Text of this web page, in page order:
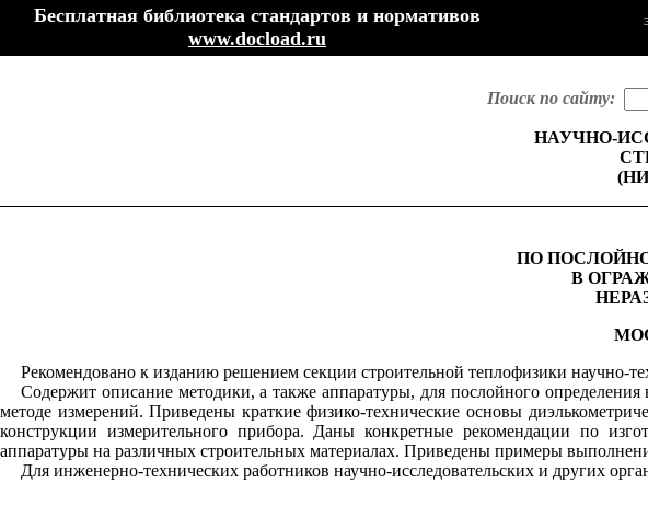
Бесплатная библиотека стандартов и нормативов
www.docload.ru
Поиск по сайту:
НАУЧНО-
ПО
В
Рекомендовано к изданию решением секции строительной теплофизики научно-
Содержит описание методики, а также аппаратуры, для послойного
методе измерений. Приведены краткие физико-технические основы
конструкции измерительного прибора. Даны конкретные рекомендации по
аппаратуры на различных строительных материалах. Приведены примеры
Для инженерно-технических работников научно-исследовательских и других